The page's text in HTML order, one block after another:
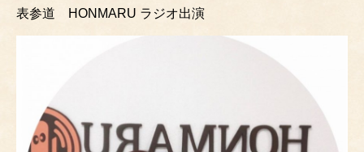
表参道 HONMARU ラジオ出演